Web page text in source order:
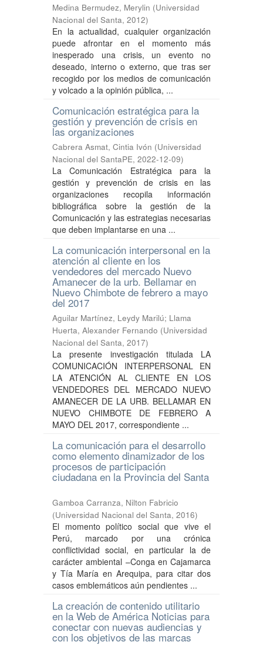
Medina Bermudez, Merylin (Universidad
Nacional del Santa, 2012)
En la actualidad, cualquier organización
puede afrontar en el momento más
inesperado una crisis, un evento no
deseado, interno o externo, que tras ser
recogido por los medios de comunicación
y volcado a la opinión pública, ...
Comunicación estratégica para la
gestión y prevención de crisis en
las organizaciones
Cabrera Asmat, Cintia Ivón (Universidad
Nacional del SantaPE, 2022-12-09)
La Comunicación Estratégica para la
gestión y prevención de crisis en las
organizaciones recopila información
bibliográfica sobre la gestión de la
Comunicación y las estrategias necesarias
que deben implantarse en una ...
La comunicación interpersonal en la
atención al cliente en los
vendedores del mercado Nuevo
Amanecer de la urb. Bellamar en
Nuevo Chimbote de febrero a mayo
del 2017
Aguilar Martínez, Leydy Marilú; Llama
Huerta, Alexander Fernando (Universidad
Nacional del Santa, 2017)
La presente investigación titulada LA
COMUNICACIÓN INTERPERSONAL EN
LA ATENCIÓN AL CLIENTE EN LOS
VENDEDORES DEL MERCADO NUEVO
AMANECER DE LA URB. BELLAMAR EN
NUEVO CHIMBOTE DE FEBRERO A
MAYO DEL 2017, correspondiente ...
La comunicación para el desarrollo
como elemento dinamizador de los
procesos de participación
ciudadana en la Provincia del Santa
Gamboa Carranza, Nilton Fabricio
(Universidad Nacional del Santa, 2016)
El momento político social que vive el
Perú, marcado por una crónica
conflictividad social, en particular la de
carácter ambiental –Conga en Cajamarca
y Tía María en Arequipa, para citar dos
casos emblemáticos aún pendientes ...
La creación de contenido utilitario
en la Web de América Noticias para
conectar con nuevas audiencias y
con los objetivos de las marcas